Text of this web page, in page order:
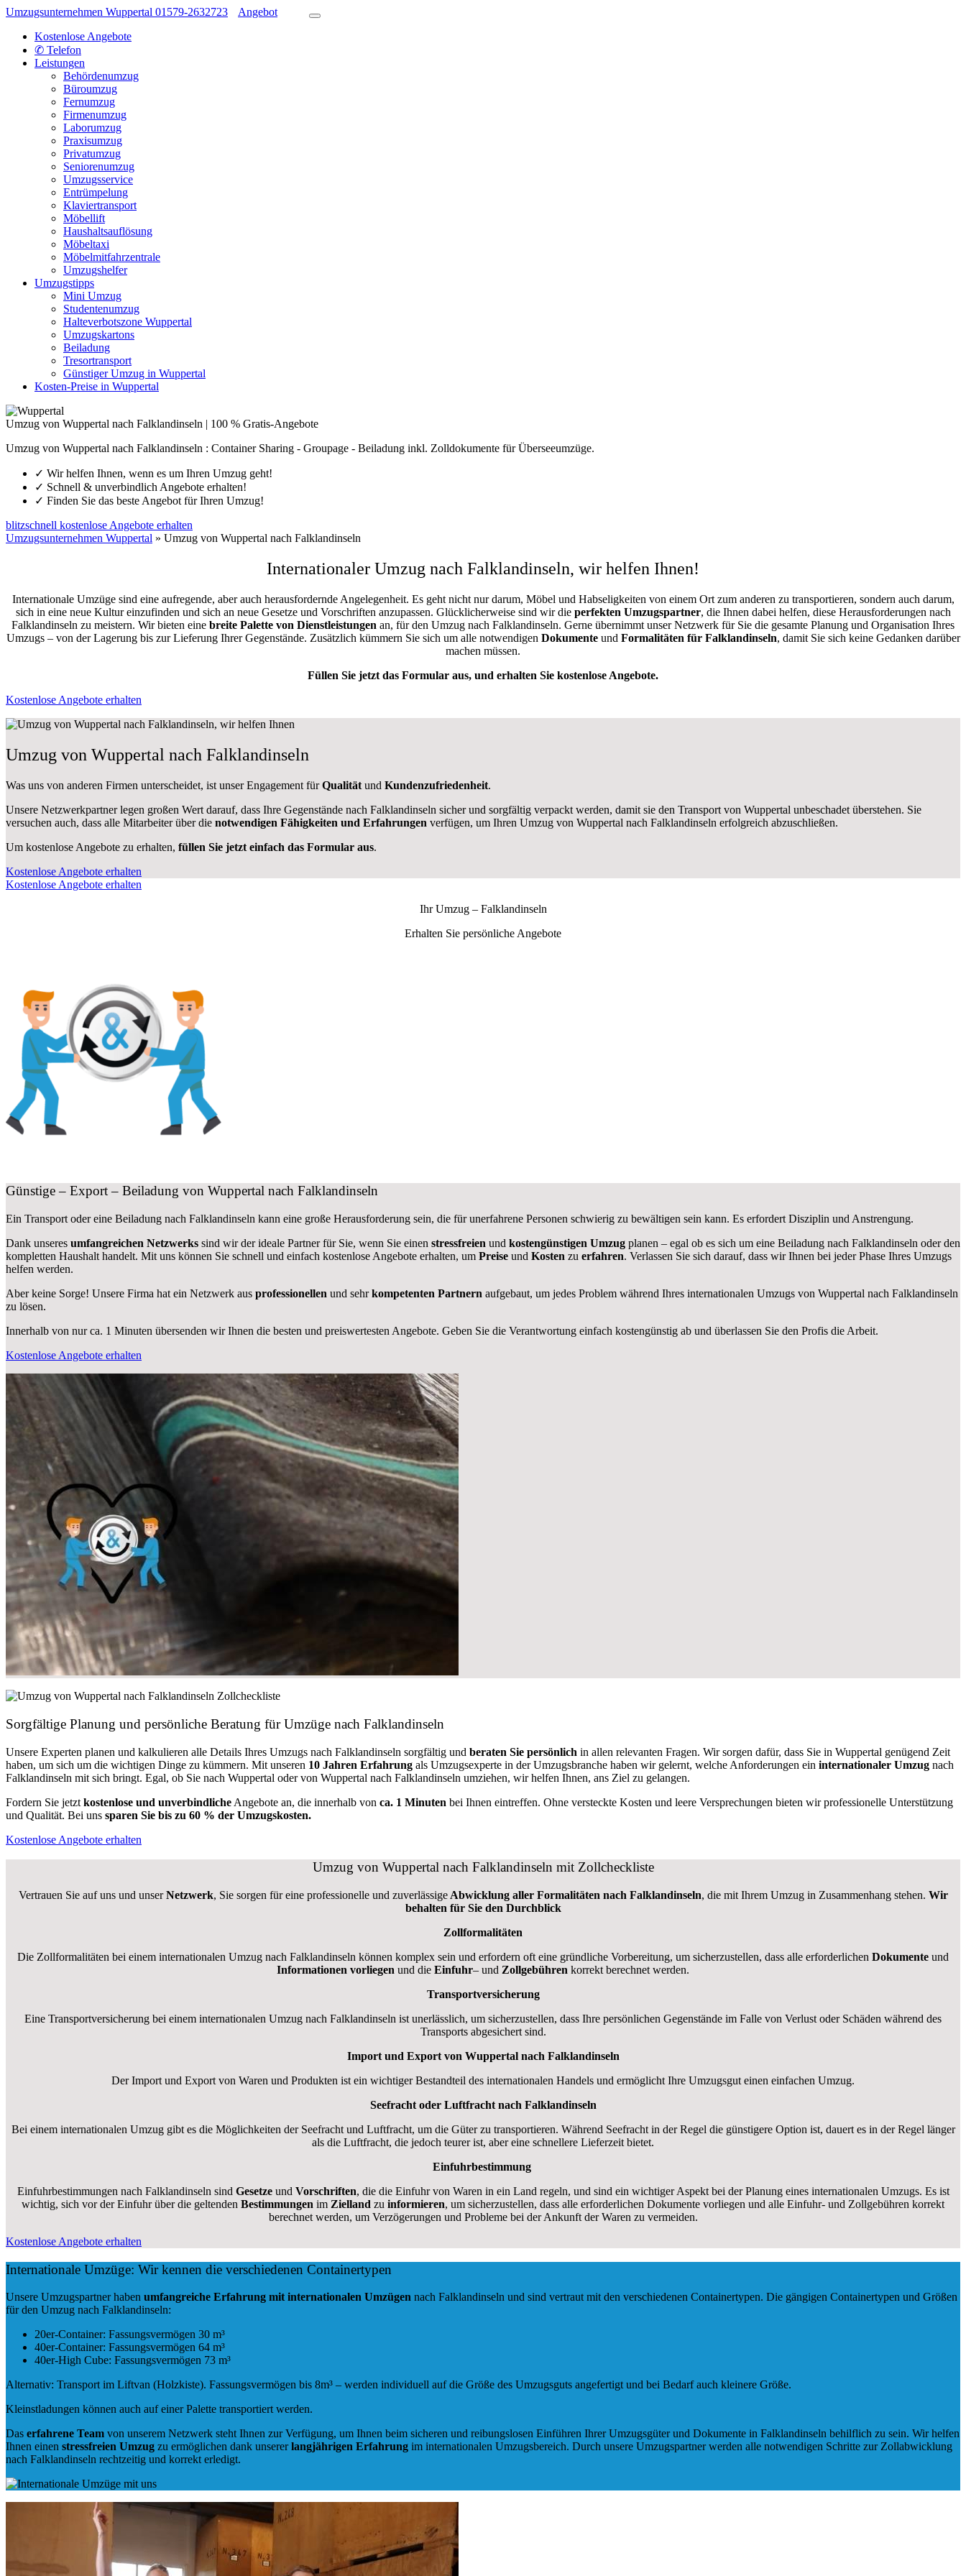
Umzugsunternehmen Wuppertal 01579-2632723
Angebot
Kostenlose Angebote
✆ Telefon
Leistungen
Behördenumzug
Büroumzug
Fernumzug
Firmenumzug
Laborumzug
Praxisumzug
Privatumzug
Seniorenumzug
Umzugsservice
Entrümpelung
Klaviertransport
Möbellift
Haushaltsauflösung
Möbeltaxi
Möbelmitfahrzentrale
Umzugshelfer
Umzugstipps
Mini Umzug
Studentenumzug
Halteverbotszone Wuppertal
Umzugskartons
Beiladung
Tresortransport
Günstiger Umzug in Wuppertal
Kosten-Preise in Wuppertal
Umzug von Wuppertal nach Falklandinseln | 100 % Gratis-Angebote
Umzug von Wuppertal nach Falklandinseln : Container Sharing - Groupage - Beiladung inkl. Zolldokumente für Überseeumzüge.
✓ Wir helfen Ihnen, wenn es um Ihren Umzug geht!
✓ Schnell & unverbindlich Angebote erhalten!
✓ Finden Sie das beste Angebot für Ihren Umzug!
blitzschnell kostenlose Angebote erhalten
Umzugsunternehmen Wuppertal » Umzug von Wuppertal nach Falklandinseln
Internationaler Umzug nach Falklandinseln, wir helfen Ihnen!
Internationale Umzüge sind eine aufregende, aber auch herausfordernde Angelegenheit. Es geht nicht nur darum, Möbel und Habseligkeiten von einem Ort zum anderen zu transportieren, sondern auch darum,
sich in eine neue Kultur einzufinden und sich an neue Gesetze und Vorschriften anzupassen. Glücklicherweise sind wir die perfekten Umzugspartner, die Ihnen dabei helfen, diese Herausforderungen nach
Falklandinseln zu meistern. Wir bieten eine breite Palette von Dienstleistungen an, für den Umzug nach Falklandinseln. Gerne übernimmt unser Netzwerk für Sie die gesamte Planung und Organisation Ihres
Umzugs – von der Lagerung bis zur Lieferung Ihrer Gegenstände. Zusätzlich kümmern Sie sich um alle notwendigen Dokumenteund Formalitäten für Falklandinseln, damit Sie sich keine Gedanken darüber
machen müssen.
Füllen Sie jetzt das Formular aus, und erhalten Sie kostenlose Angebote.
Kostenlose Angebote erhalten
Umzug von Wuppertal nach Falklandinseln
Was uns von anderen Firmen unterscheidet, ist unser Engagement fürQualität und Kundenzufriedenheit.
Unsere Netzwerkpartner legen großen Wert darauf, dass Ihre Gegenstände nach Falklandinseln sicher und sorgfältig verpackt werden, damit sie den Transport von Wuppertal unbeschadet überstehen. Sie
versuchen auch, dass alle Mitarbeiter über die notwendigen Fähigkeiten und Erfahrungen verfügen, um Ihren Umzug von Wuppertal nach Falklandinseln erfolgreich abzuschließen.
Um kostenlose Angebote zu erhalten, füllen Sie jetzt einfach das Formular aus.
Kostenlose Angebote erhalten
Kostenlose Angebote erhalten
Ihr Umzug – Falklandinseln
Erhalten Sie persönliche Angebote
Günstige – Export – Beiladung von Wuppertal nach Falklandinseln
Ein Transport oder eine Beiladung nach Falklandinseln kann eine große Herausforderung sein, die für unerfahrene Personen schwierig zu bewältigen sein kann. Es erfordert Disziplin und Anstrengung.
Dank unseres umfangreichen Netzwerks sind wir der ideale Partner für Sie, wenn Sie einen stressfreien und kostengünstigen Umzug planen – egal ob es sich um eine Beiladung nach Falklandinseln oder den
kompletten Haushalt handelt. Mit uns können Sie schnell und einfach kostenlose Angebote erhalten, um Preise und Kosten zu erfahren. Verlassen Sie sich darauf, dass wir Ihnen bei jeder Phase Ihres Umzugs
helfen werden.
Aber keine Sorge! Unsere Firma hat ein Netzwerk aus professionellen und sehrkompetenten Partnern aufgebaut, um jedes Problem während Ihres internationalen Umzugs von Wuppertal nach Falklandinseln
zu lösen.
Innerhalb von nur ca. 1 Minuten übersenden wir Ihnen die besten und preiswertesten Angebote. Geben Sie die Verantwortung einfach kostengünstig ab und überlassen Sie den Profis die Arbeit.
Kostenlose Angebote erhalten
Sorgfältige Planung und persönliche Beratung für Umzüge nach Falklandinseln
Unsere Experten planen und kalkulieren alle Details Ihres Umzugs nach Falklandinseln sorgfältig und beraten Sie persönlich in allen relevanten Fragen. Wir sorgen dafür, dass Sie in Wuppertal genügend Zeit
haben, um sich um die wichtigen Dinge zu kümmern. Mit unseren 10 Jahren Erfahrung als Umzugsexperte in der Umzugsbranche haben wir gelernt, welche Anforderungen ein internationaler Umzug nach
Falklandinseln mit sich bringt. Egal, ob Sie nach Wuppertal oder von Wuppertal nach Falklandinseln umziehen, wir helfen Ihnen, ans Ziel zu gelangen.
Fordern Sie jetzt kostenlose und unverbindliche Angebote an, die innerhalb von ca. 1 Minuten bei Ihnen eintreffen. Ohne versteckte Kosten und leere Versprechungen bieten wir professionelle Unterstützung
und Qualität. Bei uns sparen Sie bis zu 60 % der Umzugskosten.
Kostenlose Angebote erhalten
Umzug von Wuppertal nach Falklandinseln mit Zollcheckliste
Vertrauen Sie auf uns und unserNetzwerk, Sie sorgen für eine professionelle und zuverlässigeAbwicklung aller Formalitäten nach Falklandinseln, die mit Ihrem Umzug in Zusammenhang stehen. Wir
behalten für Sie den Durchblick
Zollformalitäten
Die Zollformalitäten bei einem internationalen Umzug nach Falklandinseln können komplex sein und erfordern oft eine gründliche Vorbereitung, um sicherzustellen, dass alle erforderlichen Dokumente und
Informationen vorliegen und die Einfuhr– und Zollgebühren korrekt berechnet werden.
Transportversicherung
Eine Transportversicherung bei einem internationalen Umzug nach Falklandinseln ist unerlässlich, um sicherzustellen, dass Ihre persönlichen Gegenstände im Falle von Verlust oder Schäden während des
Transports abgesichert sind.
Import und Export von Wuppertal nach Falklandinseln
Der Import und Export von Waren und Produkten ist ein wichtiger Bestandteil des internationalen Handels und ermöglicht Ihre Umzugsgut einen einfachen Umzug.
Seefracht oder Luftfracht nach Falklandinseln
Bei einem internationalen Umzug gibt es die Möglichkeiten der Seefracht und Luftfracht, um die Güter zu transportieren. Während Seefracht in der Regel die günstigere Option ist, dauert es in der Regel länger
als die Luftfracht, die jedoch teurer ist, aber eine schnellere Lieferzeit bietet.
Einfuhrbestimmung
Einfuhrbestimmungen nach Falklandinseln sind Gesetzeund Vorschriften, die die Einfuhr von Waren in ein Land regeln, und sind ein wichtiger Aspekt bei der Planung eines internationalen Umzugs. Es ist
wichtig, sich vor der Einfuhr über die geltenden Bestimmungen im Zielland zu informieren, um sicherzustellen, dass alle erforderlichen Dokumente vorliegen und alle Einfuhr- und Zollgebühren korrekt
berechnet werden, um Verzögerungen und Probleme bei der Ankunft der Waren zu vermeiden.
Kostenlose Angebote erhalten
Internationale Umzüge: Wir kennen die verschiedenen Containertypen
Unsere Umzugspartner haben umfangreiche Erfahrung mit internationalen Umzügen nach Falklandinseln und sind vertraut mit den verschiedenen Containertypen. Die gängigen Containertypen und Größen
für den Umzug nach Falklandinseln:
20er-Container: Fassungsvermögen 30 m³
40er-Container: Fassungsvermögen 64 m³
40er-High Cube: Fassungsvermögen 73 m³
Alternativ: Transport im Liftvan (Holzkiste). Fassungsvermögen bis 8m³ – werden individuell auf die Größe des Umzugsguts angefertigt und bei Bedarf auch kleinere Größe.
Kleinstladungen können auch auf einer Palette transportiert werden.
Das erfahrene Team von unserem Netzwerk steht Ihnen zur Verfügung, um Ihnen beim sicheren und reibungslosen Einführen Ihrer Umzugsgüter und Dokumente in Falklandinseln behilflich zu sein. Wir helfen
Ihnen einen stressfreien Umzug zu ermöglichen dank unsererlangjährigen Erfahrung im internationalen Umzugsbereich. Durch unsere Umzugspartner werden alle notwendigen Schritte zur Zollabwicklung
nach Falklandinseln rechtzeitig und korrekt erledigt.